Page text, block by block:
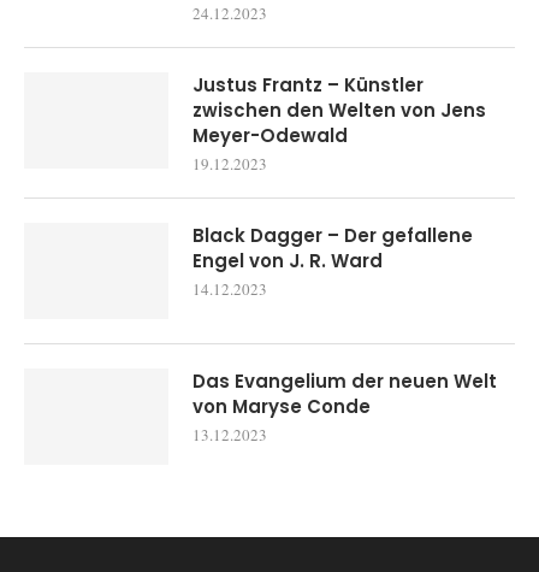
24.12.2023
Justus Frantz – Künstler
zwischen den Welten von Jens
Meyer-Odewald
19.12.2023
Black Dagger – Der gefallene
Engel von J. R. Ward
14.12.2023
Das Evangelium der neuen Welt
von Maryse Conde
13.12.2023